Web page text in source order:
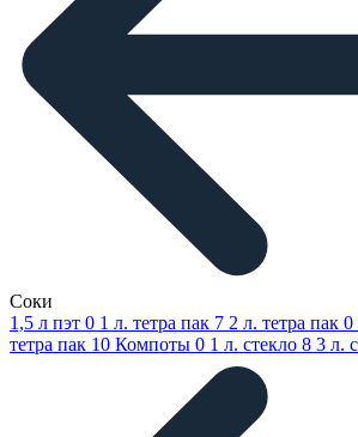
Соки
1,5 л пэт 0 1 л. тетра пак 7 2 л. тетра пак 0
тетра пак 10 Компоты 0 1 л. стекло 8 3 л.